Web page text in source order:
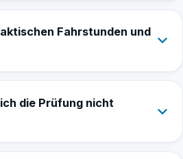
Fahrstunden und
die Prüfung nicht